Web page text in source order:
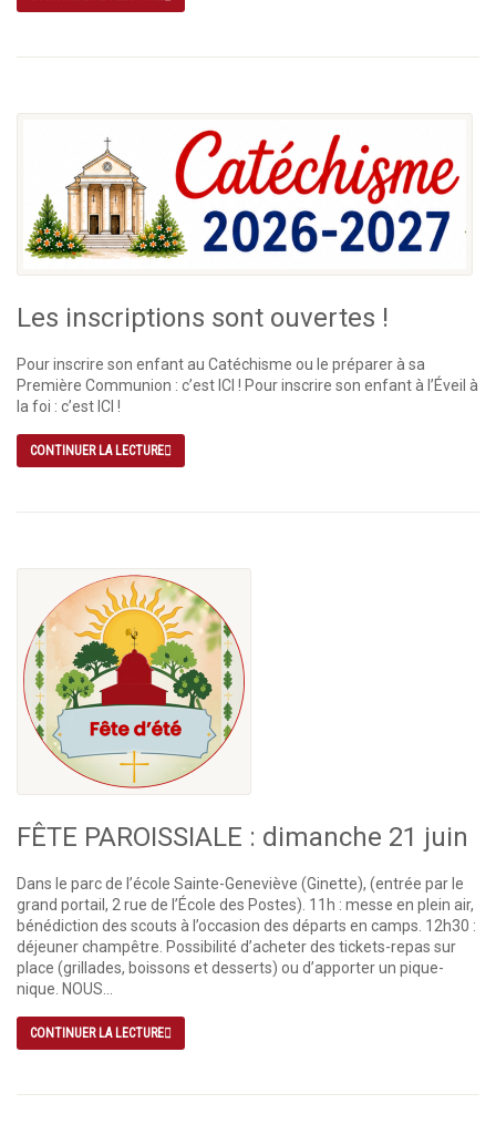
Les inscriptions sont ouvertes !
Pour inscrire son enfant au Catéchisme ou le préparer à sa
Première Communion : c’est ICI ! Pour inscrire son enfant à l’Éveil à
la foi : c’est ICI !
CONTINUER LA LECTURE
FÊTE PAROISSIALE : dimanche 21 juin
Dans le parc de l’école Sainte-Geneviève (Ginette), (entrée par le
grand portail, 2 rue de l’École des Postes). 11h : messe en plein air,
bénédiction des scouts à l’occasion des départs en camps. 12h30 :
déjeuner champêtre. Possibilité d’acheter des tickets-repas sur
place (grillades, boissons et desserts) ou d’apporter un pique-
nique. NOUS...
CONTINUER LA LECTURE